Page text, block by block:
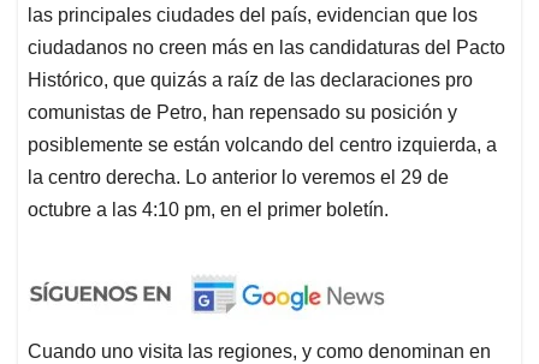
las principales ciudades del país, evidencian que los
ciudadanos no creen más en las candidaturas del Pacto
Histórico, que quizás a raíz de las declaraciones pro
comunistas de Petro, han repensado su posición y
posiblemente se están volcando del centro izquierda, a
la centro derecha. Lo anterior lo veremos el 29 de
octubre a las 4:10 pm, en el primer boletín.
Cuando uno visita las regiones, y como denominan en